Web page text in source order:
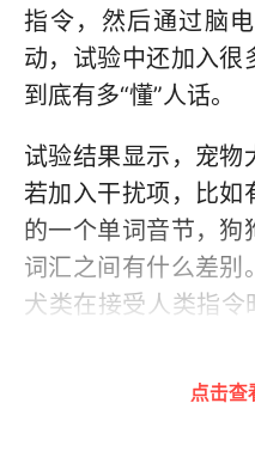
指令，然后通过脑
动，试验中还加入很
到底有多“懂”人话。
试验结果显示，宠物
若加入干扰项，比如
的一个单词音节，狗
词汇之间有什么差别
犬类在接受人类指令
它们很难去接受复杂
也不会试图去“留意
点击